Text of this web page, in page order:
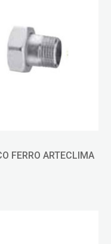
FERRO ARTECLIMA